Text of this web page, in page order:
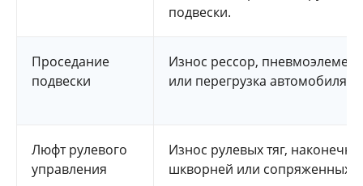
подвески.
Проседание
подвески
Износ рессор,
или перегрузка автомобиля.
Люфт рулевого
управления
Износ рулевых тяг,
шкворней или сопряженных